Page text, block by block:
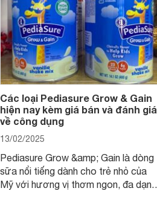
nay ra sao? Hãy cùng tìm hiểu ngay.
Các loại Pediasure Grow & Gain
hiện nay kèm giá bán và đánh giá
về công dụng
13/02/2025
Pediasure Grow &amp; Gain là dòng
sữa nổi tiếng dành cho trẻ nhỏ của
Mỹ với hương vị thơm ngon, đa dạng